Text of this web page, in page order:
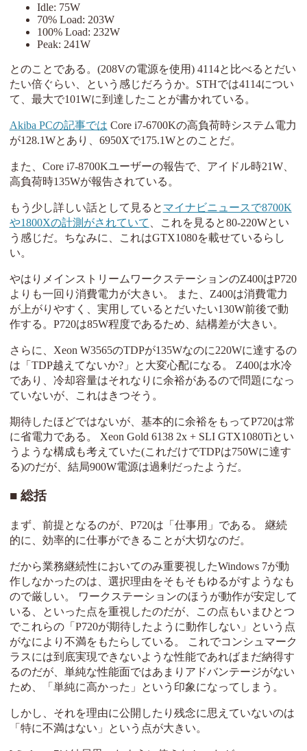
Idle: 75W
70% Load: 203W
100% Load: 232W
Peak: 241W
とのことである。(208Vの電源を使用) 4114と比べるとだい
たい倍ぐらい、という感じだろうか。STHでは4114につい
て、最大で101Wに到達したことが書かれている。
Akiba PCの記事では Core i7-6700Kの高負荷時システム電力
が128.1Wとあり、6950Xで175.1Wとのことだ。
また、Core i7-8700Kユーザーの報告で、アイドル時21W、
高負荷時135Wが報告されている。
もう少し詳しい話として見ると マイナビニュースで8700K
や1800Xの計測がされていて 、これを見ると80-220Wとい
う感じだ。ちなみに、これはGTX1080を載せているらし
い。
やはりメインストリームワークステーションのZ400はP720
よりも一回り消費電力が大きい。 また、Z400は消費電力
が上がりやすく、実用しているとだいたい130W前後で動
作する。P720は85W程度であるため、結構差が大きい。
さらに、Xeon W3565のTDPが135Wなのに220Wに達するの
は「TDP越えてないか?」と大変心配になる。 Z400は水冷
であり、冷却容量はそれなりに余裕があるので問題になっ
ていないが、これはきつそう。
期待したほどではないが、基本的に余裕をもってP720は常
に省電力である。 Xeon Gold 6138 2x + SLI GTX1080Tiとい
うような構成も考えていた(これだけでTDPは750Wに達す
る)のだが、結局900W電源は過剰だったようだ。
総括
まず、前提となるのが、P720は「仕事用」である。 継続
的に、効率的に仕事ができることが大切なのだ。
だから業務継続性においてのみ重要視したWindows 7が動
作しなかったのは、選択理由をそもそもゆるがすようなも
ので厳しい。 ワークステーションのほうが動作が安定して
いる、といった点を重視したのだが、この点もいまひとつ
でこれらの「P720が期待したように動作しない」という点
がなにより不満をもたらしている。 これでコンシュマーク
ラスには到底実現できないような性能であればまだ納得す
るのだが、単純な性能面ではあまりアドバンテージがない
ため、「単純に高かった」という印象になってしまう。
しかし、それを理由に公開したり残念に思えていないのは
「特に不満はない」という点が大きい。